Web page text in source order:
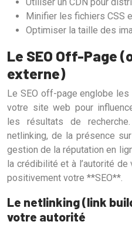
Minifier les fichiers CSS
Optimiser la taille des
Le SEO Off-Page
externe)
Le SEO off-page englobe
votre site web pour
les résultats de
netlinking, de la présence
gestion de la réputation en
la crédibilité et à l’autorité
positivement votre **SEO**.
Le netlinking (link
votre autorité